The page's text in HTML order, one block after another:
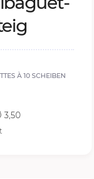
À 10 SCHEIBEN
3,50